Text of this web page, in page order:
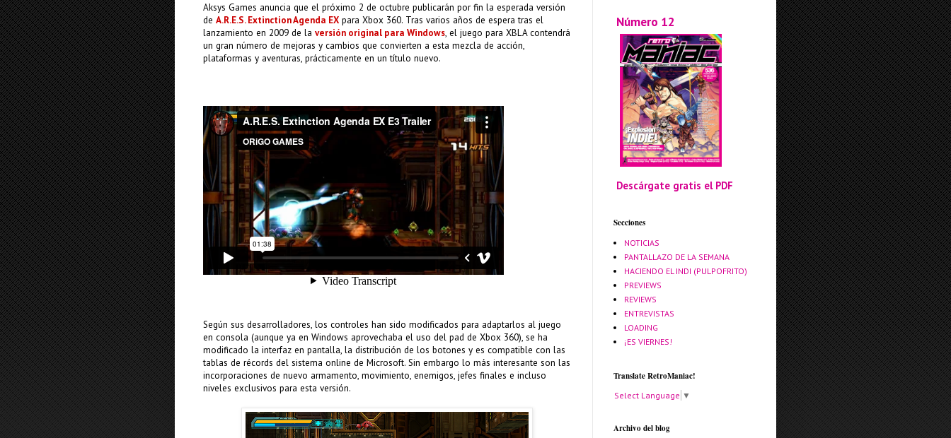
Aksys Games anuncia que el próximo 2 de octubre publicarán por fin la esperada versión
de A.R.E.S. Extinction Agenda EX para Xbox 360. Tras varios años de espera tras el
lanzamiento en 2009 de la versión original para Windows, el juego para XBLA contendrá
un gran número de mejoras y cambios que convierten a esta mezcla de acción,
plataformas y aventuras, prácticamente en un título nuevo.
Según sus desarrolladores, los controles han sido modificados para adaptarlos al juego
en consola (aunque ya en Windows aprovechaba el uso del pad de Xbox 360), se ha
modificado la interfaz en pantalla, la distribución de los botones y es compatible con las
tablas de récords del sistema online de Microsoft. Sin embargo lo más interesante son las
incorporaciones de nuevo armamento, movimiento, enemigos, jefes finales e incluso
niveles exclusivos para esta versión.
Número 12
Descárgate gratis el PDF
Secciones
NOTICIAS
PANTALLAZO DE LA SEMANA
HACIENDO EL INDI (PULPOFRITO)
PREVIEWS
REVIEWS
ENTREVISTAS
LOADING
¡ES VIERNES!
Translate RetroManiac!
Select Language ▼
Archivo del blog